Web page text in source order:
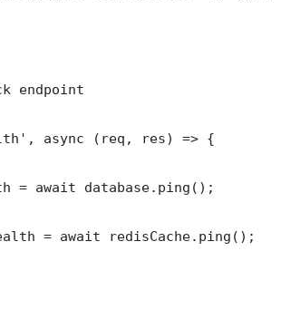
endpoint
async (req, res) => {
= await database.ping();
= await redisCache.ping();